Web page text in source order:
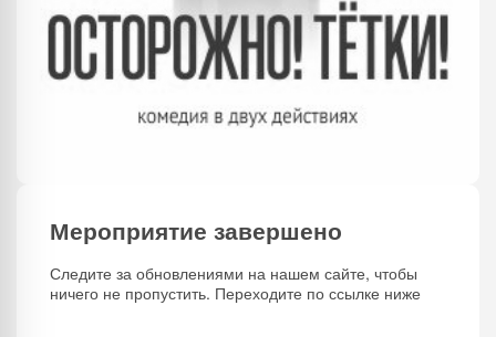
Мероприятие завершено
Следите за обновлениями на нашем сайте, чтобы
ничего не пропустить. Переходите по ссылке ниже